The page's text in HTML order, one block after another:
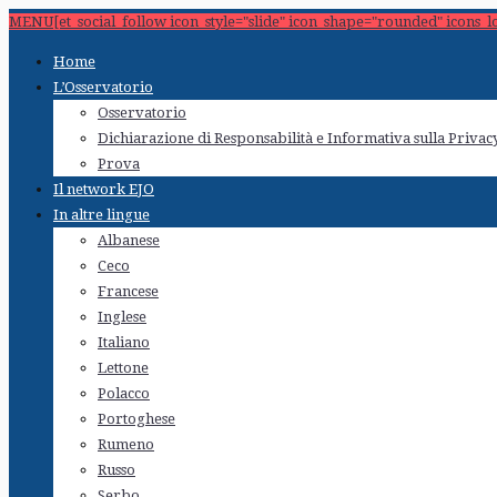
MENU[et_social_follow icon_style="slide" icon_shape="rounded"
Home
L’Osservatorio
Osservatorio
Dichiarazione di Responsabilità e Informativa sulla
Prova
Il network EJO
In altre lingue
Albanese
Ceco
Francese
Inglese
Italiano
Lettone
Polacco
Portoghese
Rumeno
Russo